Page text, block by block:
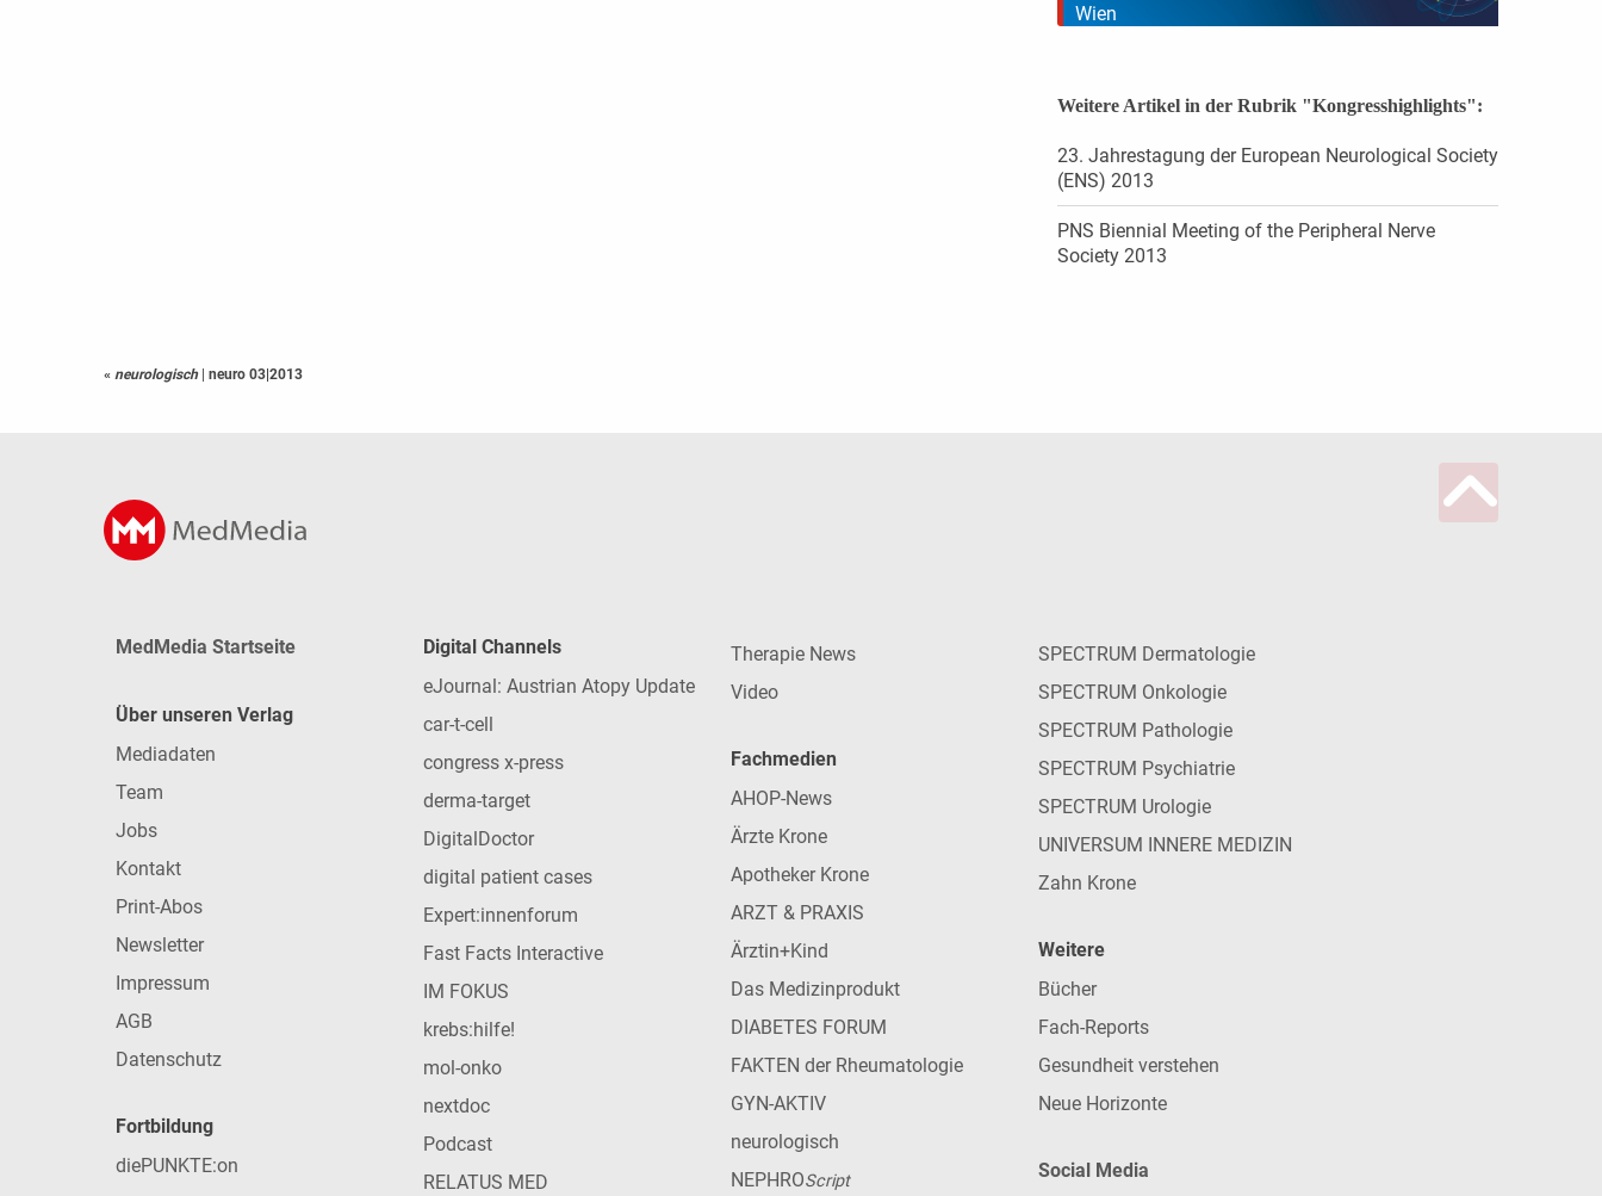
Wien
Weitere Artikel in der Rubrik "Kongresshighlights":
23. Jahrestagung der European Neurological Society
(ENS) 2013
PNS Biennial Meeting of the Peripheral Nerve
Society 2013
« neurologisch | neuro 03|2013
MedMedia Startseite
Über unseren Verlag
Mediadaten
Team
Jobs
Kontakt
Print-Abos
Newsletter
Impressum
AGB
Datenschutz
Fortbildung
diePUNKTE:on
Digital Channels
eJournal: Austrian Atopy Update
car-t-cell
congress x-press
derma-target
DigitalDoctor
digital patient cases
Expert:innenforum
Fast Facts Interactive
IM FOKUS
krebs:hilfe!
mol-onko
nextdoc
Podcast
RELATUS MED
Therapie News
Video
Fachmedien
AHOP-News
Ärzte Krone
Apotheker Krone
ARZT & PRAXIS
Ärztin+Kind
Das Medizinprodukt
DIABETES FORUM
FAKTEN der Rheumatologie
GYN-AKTIV
neurologisch
NEPHROScript
SPECTRUM Dermatologie
SPECTRUM Onkologie
SPECTRUM Pathologie
SPECTRUM Psychiatrie
SPECTRUM Urologie
UNIVERSUM INNERE MEDIZIN
Zahn Krone
Weitere
Bücher
Fach-Reports
Gesundheit verstehen
Neue Horizonte
Social Media